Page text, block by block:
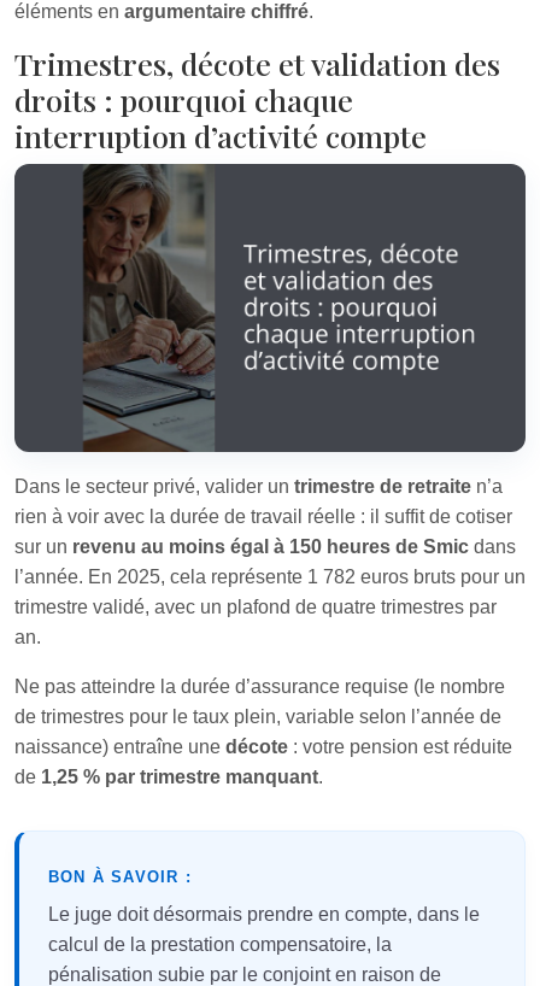
éléments en argumentaire chiffré.
Trimestres, décote et validation des
droits : pourquoi chaque
interruption d’activité compte
Dans le secteur privé, valider un trimestre de retraite n’a
rien à voir avec la durée de travail réelle : il suffit de cotiser
sur un revenu au moins égal à 150 heures de Smic dans
l’année. En 2025, cela représente 1 782 euros bruts pour un
trimestre validé, avec un plafond de quatre trimestres par
an.
Ne pas atteindre la durée d’assurance requise (le nombre
de trimestres pour le taux plein, variable selon l’année de
naissance) entraîne une décote : votre pension est réduite
de 1,25 % par trimestre manquant.
BON À SAVOIR :
Le juge doit désormais prendre en compte, dans le
calcul de la prestation compensatoire, la
pénalisation subie par le conjoint en raison de